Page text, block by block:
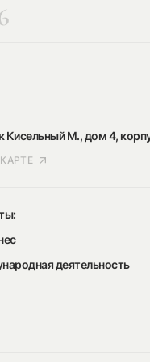
Кисельный М., дом 4,
деятельность